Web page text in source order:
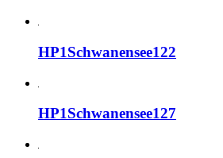
HP1Schwanensee122
HP1Schwanensee127